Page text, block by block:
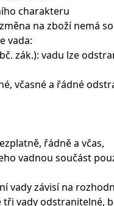
charakteru
na zboží nemá
vada:
zák.): vadu lze
včasné a řádné
řádně a včas,
vadnou součást
vady závisí na
vady odstranitelné,